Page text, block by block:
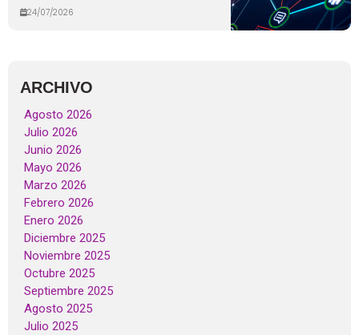
24/07/2026
ARCHIVO
Agosto 2026
Julio 2026
Junio 2026
Mayo 2026
Marzo 2026
Febrero 2026
Enero 2026
Diciembre 2025
Noviembre 2025
Octubre 2025
Septiembre 2025
Agosto 2025
Julio 2025